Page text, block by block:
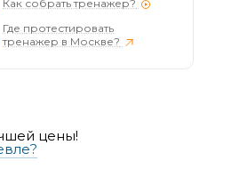
Как собрать тренажер?
Где протестировать
тренажер в Москве?
цены!